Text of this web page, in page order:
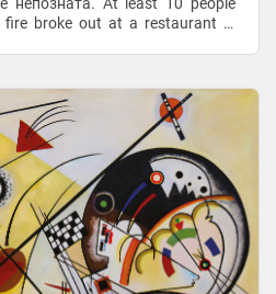
broke out at a restaurant in